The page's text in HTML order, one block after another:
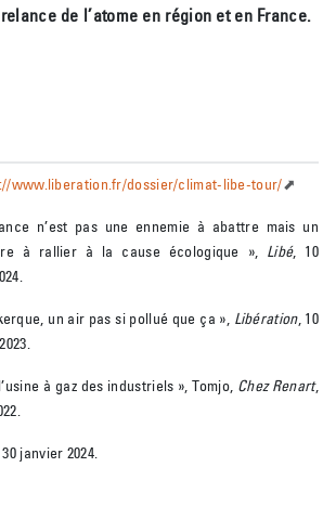
de l’atome en région et en France.
www.liberation.fr/dossier/climat-libe-tour/
n’est pas une ennemie à abattre mais un
à rallier à la cause écologique », Libé, 10
un air pas si pollué que ça », Libération, 10
à gaz des industriels », Tomjo, Chez Renart,
janvier 2024.